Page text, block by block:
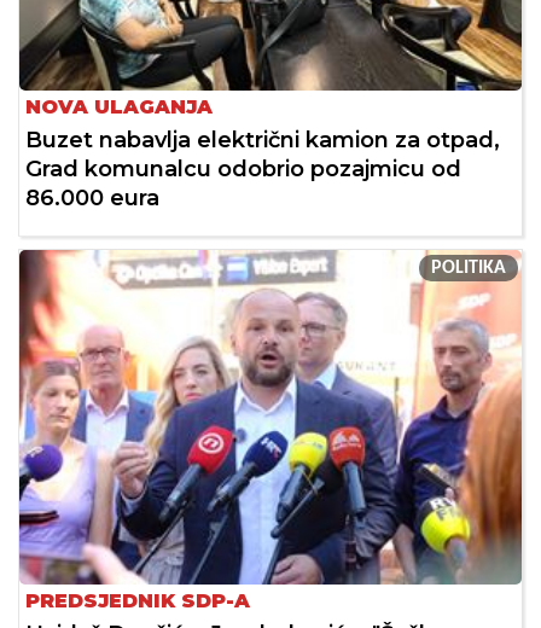
NOVA ULAGANJA
Buzet nabavlja električni kamion za otpad,
Grad komunalcu odobrio pozajmicu od
86.000 eura
POLITIKA
PREDSJEDNIK SDP-A